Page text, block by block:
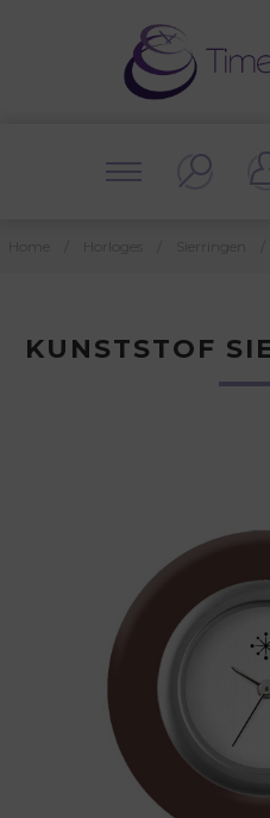
KUNSTSTOF